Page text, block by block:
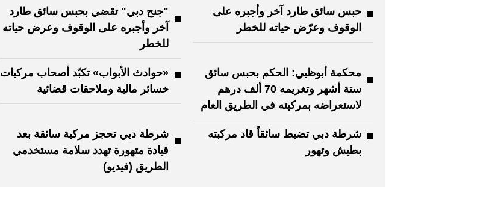
حبس سائق طارد آخر وأجبره على
الوقوف وعرّض حياته للخطر
"جنح دبي" تقضي بحبس سائق طارد
آخر وأجبره على الوقوف وعرض حياته
للخطر
محكمة أبوظبي: الحكم بحبس سائق
ستة أشهر وتغريمه 70 ألف درهم
لاستعراضه بمركبته في الطريق العام
«حوادث الأبواب» تكبّد أصحاب مركبات
خسائر مالية وملاحقات قضائية
شرطة دبي تضبط سائقاً قاد مركبته
بطيش وتهور
شرطة دبي تحجز مركبة سائقة بعد
قيادة متهورة تهدد سلامة مستخدمي
الطريق (فيديو)